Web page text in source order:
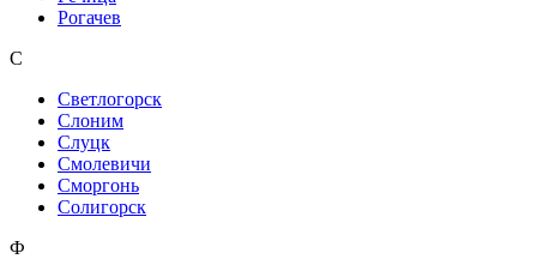
Рогачев
С
Светлогорск
Слоним
Слуцк
Смолевичи
Сморгонь
Солигорск
Ф